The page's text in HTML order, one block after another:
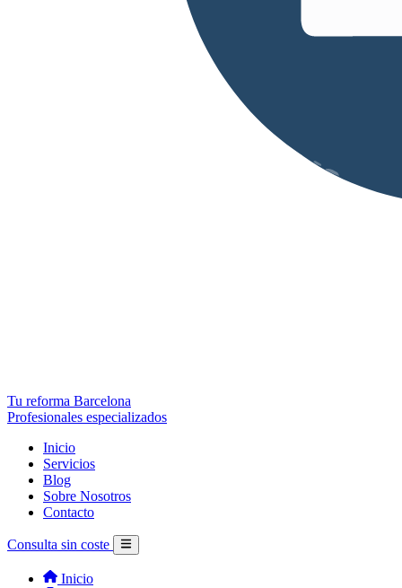
Tu reforma Barcelona
Profesionales especializados
Inicio
Servicios
Blog
Sobre Nosotros
Contacto
Consulta sin coste
Inicio